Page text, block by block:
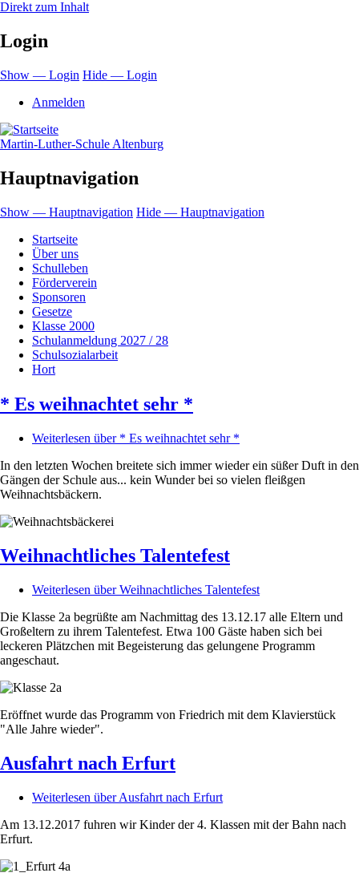
Direkt zum Inhalt
Login
Show — Login Hide — Login
Anmelden
Martin-Luther-Schule Altenburg
Hauptnavigation
Show — Hauptnavigation Hide — Hauptnavigation
Startseite
Über uns
Schulleben
Förderverein
Sponsoren
Gesetze
Klasse 2000
Schulanmeldung 2027 / 28
Schulsozialarbeit
Hort
* Es weihnachtet sehr *
Weiterlesen über * Es weihnachtet sehr *
In den letzten Wochen breitete sich immer wieder ein süßer Duft in den
Gängen der Schule aus... kein Wunder bei so vielen fleißgen
Weihnachtsbäckern.
Weihnachtliches Talentefest
Weiterlesen über Weihnachtliches Talentefest
Die Klasse 2a begrüßte am Nachmittag des 13.12.17 alle Eltern und
Großeltern zu ihrem Talentefest. Etwa 100 Gäste haben sich bei
leckeren Plätzchen mit Begeisterung das gelungene Programm
angeschaut.
Eröffnet wurde das Programm von Friedrich mit dem Klavierstück
"Alle Jahre wieder".
Ausfahrt nach Erfurt
Weiterlesen über Ausfahrt nach Erfurt
Am 13.12.2017 fuhren wir Kinder der 4. Klassen mit der Bahn nach
Erfurt.